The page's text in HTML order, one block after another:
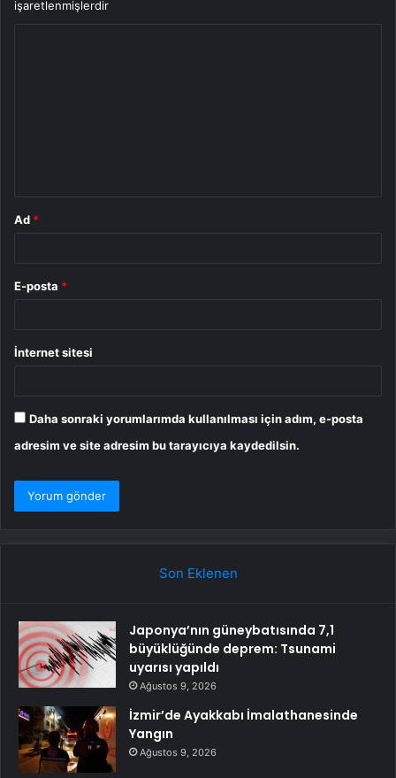
işaretlenmişlerdir
Ad *
E-posta *
İnternet sitesi
Daha sonraki yorumlarımda kullanılması için adım, e-posta
adresim ve site adresim bu tarayıcıya kaydedilsin.
Son Eklenen
Japonya’nın güneybatısında 7,1
büyüklüğünde deprem: Tsunami
uyarısı yapıldı
Ağustos 9, 2026
İzmir’de Ayakkabı İmalathanesinde
Yangın
Ağustos 9, 2026